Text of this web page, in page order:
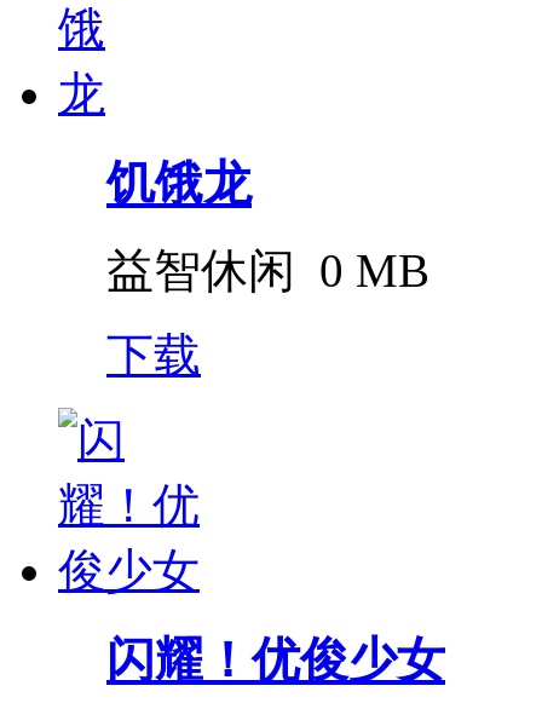
饥饿龙
益智休闲 0 MB
下载
闪耀！优俊少女